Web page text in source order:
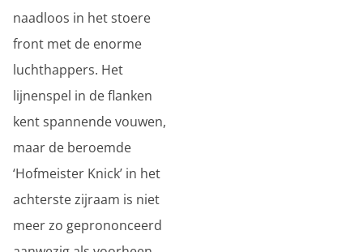
naadloos in het stoere
front met de enorme
luchthappers. Het
lijnenspel in de flanken
kent spannende vouwen,
maar de beroemde
‘Hofmeister Knick’ in het
achterste zijraam is niet
meer zo geprononceerd